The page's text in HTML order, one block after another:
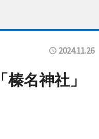
2024.11.26
名神社」